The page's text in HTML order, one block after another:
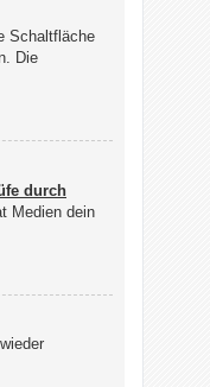
Schaltfläche
Die
durch
Medien dein